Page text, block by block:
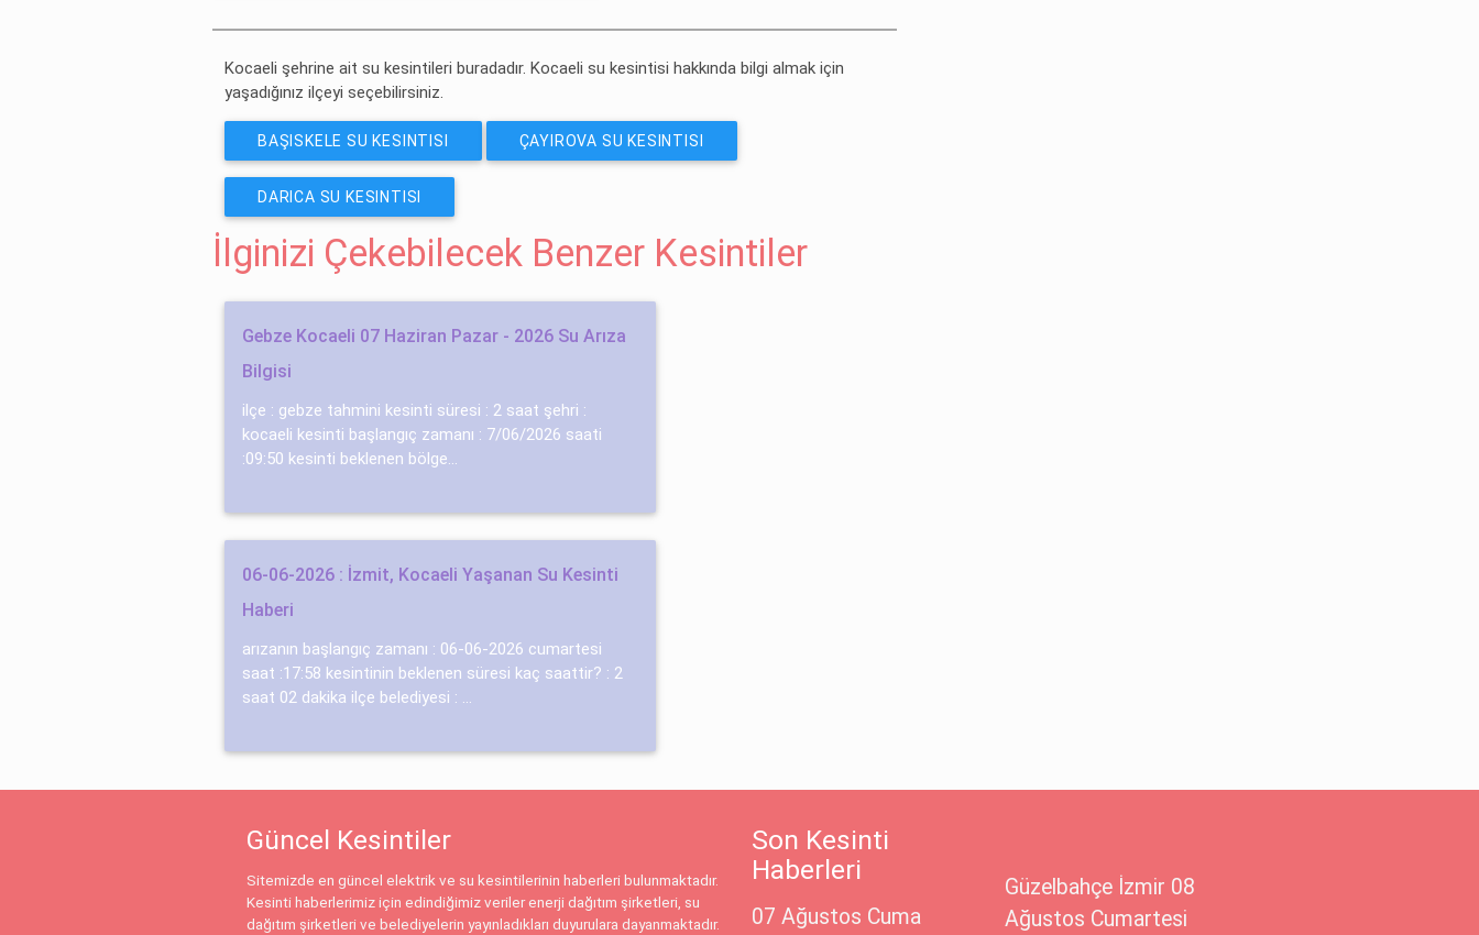
Kocaeli şehrine ait su kesintileri buradadır. Kocaeli su kesintisi hakkında bilgi almak için
yaşadığınız ilçeyi seçebilirsiniz.
BAŞISKELE SU KESINTISI ÇAYIROVA SU KESINTISI
DARICA SU KESINTISI
İlginizi Çekebilecek Benzer Kesintiler
Gebze Kocaeli 07 Haziran Pazar - 2026 Su Arıza
Bilgisi
ilçe : gebze tahmini kesinti süresi : 2 saat şehri :
kocaeli kesinti başlangıç zamanı : 7/06/2026 saati
:09:50 kesinti beklenen bölge...
06-06-2026 : İzmit, Kocaeli Yaşanan Su Kesinti
Haberi
arızanın başlangıç zamanı : 06-06-2026 cumartesi
saat :17:58 kesintinin beklenen süresi kaç saattir? : 2
saat 02 dakika ilçe belediyesi : ...
Güncel Kesintiler
Sitemizde en güncel elektrik ve su kesintilerinin haberleri bulunmaktadır.
Kesinti haberlerimiz için edindiğimiz veriler enerji dağıtım şirketleri, su
dağıtım şirketleri ve belediyelerin yayınladıkları duyurulara dayanmaktadır.
Son Kesinti
Haberleri
07 Ağustos Cuma
Güzelbahçe İzmir 08
Ağustos Cumartesi